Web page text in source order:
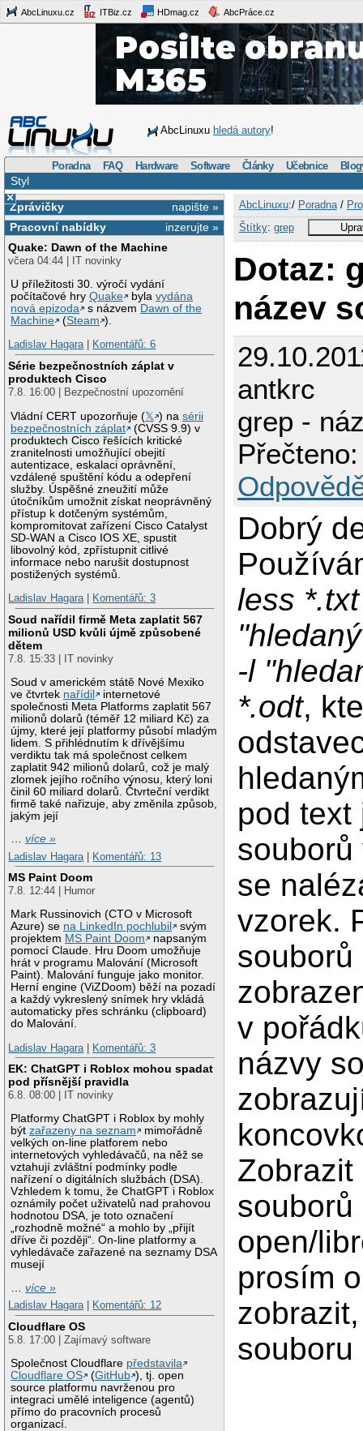
AbcLinuxu.cz ITBiz.cz HDmag.cz AbcPráce.cz
AbcLinuxu hledá autory!
Poradna FAQ Hardware Software Články Učebnice
Styl
×
napište »
Zprávičky
inzerujte »
Pracovní nabídky
Quake: Dawn of the Machine
včera 04:44 | IT novinky
U příležitosti 30. výročí vydání
počítačové hryQuake bylavydána
nová epizoda
s názvem Dawn of the
Machine
(Steam ).
Ladislav Hagara| Komentářů: 6
Série bezpečnostních záplat v
produktech Cisco
7.8. 16:00 | Bezpečnostní upozornění
Vládní CERT upozorňuje (𝕏 ) nasérii
bezpečnostních záplat
(CVSS 9.9) v
produktech Cisco řešících kritické
zranitelnosti umožňující obejití
autentizace, eskalaci oprávnění,
vzdálené spuštění kódu a odepření
služby. Úspěšné zneužití může
útočníkům umožnit získat neoprávněný
přístup k dotčeným systémům,
kompromitovat zařízení Cisco Catalyst
SD-WAN a Cisco IOS XE, spustit
libovolný kód, zpřístupnit citlivé
informace nebo narušit dostupnost
postižených systémů.
Ladislav Hagara| Komentářů: 3
Soud nařídil firmě Meta zaplatit 567
milionů USD kvůli újmě způsobené
dětem
7.8. 15:33 | IT novinky
Soud v americkém státě Nové Mexiko
ve čtvrtek nařídil
internetové
společnosti Meta Platforms zaplatit 567
milionů dolarů (téměř 12 miliard Kč) za
újmy, které její platformy působí mladým
lidem. S přihlédnutím k dřívějšímu
verdiktu tak má společnost celkem
zaplatit 942 milionů dolarů, což je malý
zlomek jejího ročního výnosu, který loni
činil 60 miliard dolarů. Čtvrteční verdikt
firmě také nařizuje, aby změnila způsob,
jakým její
…více »
Ladislav Hagara
Komentářů: 13
MS Paint Doom
7.8. 12:44 | Humor
Mark Russinovich (CTO v Microsoft
Azure) se na LinkedIn pochlubil
svým
projektem MS Paint Doom
napsaným
pomocí Claude. Hru Doom umožňuje
hrát v programu Malování (Microsoft
Paint). Malování funguje jako monitor.
Herní engine (ViZDoom) běží na pozadí
a každý vykreslený snímek hry vkládá
automaticky přes schránku (clipboard)
do Malování.
Ladislav Hagara
Komentářů: 3
EK: ChatGPT i Roblox mohou spadat
pod přísnější pravidla
6.8. 08:00 | IT novinky
Platformy ChatGPT i Roblox by mohly
býtzařazeny na seznam
mimořádně
velkých on-line platforem nebo
internetových vyhledávačů, na něž se
vztahují zvláštní podmínky podle
nařízení o digitálních službách (DSA).
Vzhledem k tomu, že ChatGPT i Roblox
oznámily počet uživatelů nad prahovou
hodnotou DSA, je toto označení
„rozhodně možné“ a mohlo by „přijít
dříve či později“. On-line platformy a
vyhledávače zařazené na seznamy DSA
musejí
…více »
Ladislav Hagara| Komentářů: 12
Cloudflare OS
5.8. 17:00 | Zajímavý software
Společnost Cloudflare představila
Cloudflare OS
(GitHub ), tj. open
source platformu navrženou pro
integraci umělé inteligence (agentů)
přímo do pracovních procesů
organizací.
AbcLinuxu:/ Poradna/
Štítky: grep
Dotaz:
název
antkrc
grep -
Dobrý
less
-l
*.odt,
pod text
se
vzorek.
souborů
v
názvy
souborů
open/
prosím
souboru